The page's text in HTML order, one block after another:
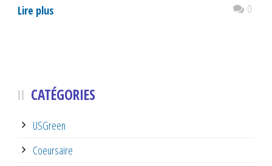
Lire plus 0
CATÉGORIES
USGreen
Coeursaire